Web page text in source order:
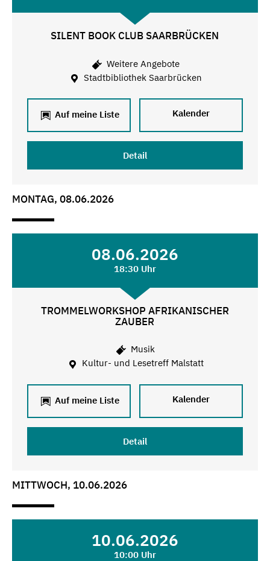
SILENT BOOK CLUB SAARBRÜCKEN
Weitere Angebote
Stadtbibliothek Saarbrücken
Auf meine Liste Kalender
Detail
MONTAG, 08.06.2026
08.06.2026
18:30 Uhr
TROMMELWORKSHOP AFRIKANISCHER
ZAUBER
Musik
Kultur- und Lesetreff Malstatt
Auf meine Liste Kalender
Detail
MITTWOCH, 10.06.2026
10.06.2026
10:00 Uhr